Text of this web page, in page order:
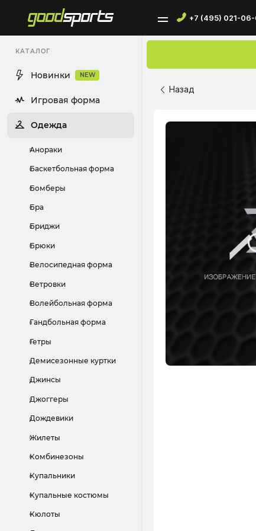
+7 (495) 021-
КАТАЛОГ
Новинки NEW
Игровая форма
Одежда
Анораки
Баскетбольная форма
Бомберы
Бра
Бриджи
Брюки
Велосипедная форма
Ветровки
Волейбольная форма
Гандбольная форма
Гетры
Демисезонные куртки
Джинсы
Джоггеры
Дождевики
Жилеты
Комбинезоны
Купальники
Купальные костюмы
Кюлоты
Назад